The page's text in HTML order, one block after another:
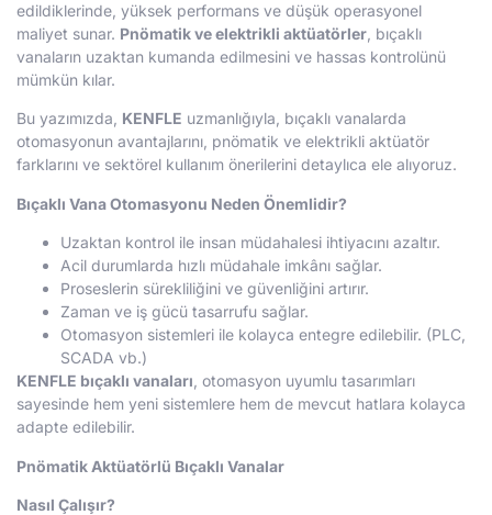
edildiklerinde, yüksek performans ve düşük operasyonel
maliyet sunar. Pnömatik ve elektrikli aktüatörler , bıçaklı
vanaların uzaktan kumanda edilmesini ve hassas kontrolünü
mümkün kılar.
Bu yazımızda, KENFLE uzmanlığıyla, bıçaklı vanalarda
otomasyonun avantajlarını, pnömatik ve elektrikli aktüatör
farklarını ve sektörel kullanım önerilerini detaylıca ele alıyoruz.
Bıçaklı Vana Otomasyonu Neden Önemlidir?
Uzaktan kontrol ile insan müdahalesi ihtiyacını azaltır.
Acil durumlarda hızlı müdahale imkânı sağlar.
Proseslerin sürekliliğini ve güvenliğini artırır.
Zaman ve iş gücü tasarrufu sağlar.
Otomasyon sistemleri ile kolayca entegre edilebilir. (PLC,
SCADA vb.)
KENFLE bıçaklı vanaları , otomasyon uyumlu tasarımları
sayesinde hem yeni sistemlere hem de mevcut hatlara kolayca
adapte edilebilir.
Pnömatik Aktüatörlü Bıçaklı Vanalar
Nasıl Çalışır?